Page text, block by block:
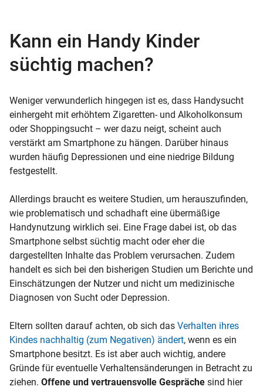
Kann ein Handy Kinder
süchtig machen?
Weniger verwunderlich hingegen ist es, dass Handysucht
einhergeht mit erhöhtem Zigaretten- und Alkoholkonsum
oder Shoppingsucht – wer dazu neigt, scheint auch
verstärkt am Smartphone zu hängen. Darüber hinaus
wurden häufig Depressionen und eine niedrige Bildung
festgestellt.
Allerdings braucht es weitere Studien, um herauszufinden,
wie problematisch und schadhaft eine übermäßige
Handynutzung wirklich sei. Eine Frage dabei ist, ob das
Smartphone selbst süchtig macht oder eher die
dargestellten Inhalte das Problem verursachen. Zudem
handelt es sich bei den bisherigen Studien um Berichte und
Einschätzungen der Nutzer und nicht um medizinische
Diagnosen von Sucht oder Depression.
Eltern sollten darauf achten, ob sich das Verhalten ihres
Kindes nachhaltig (zum Negativen) ändert, wenn es ein
Smartphone besitzt. Es ist aber auch wichtig, andere
Gründe für eventuelle Verhaltensänderungen in Betracht zu
ziehen. Offene und vertrauensvolle Gespräche sind hier